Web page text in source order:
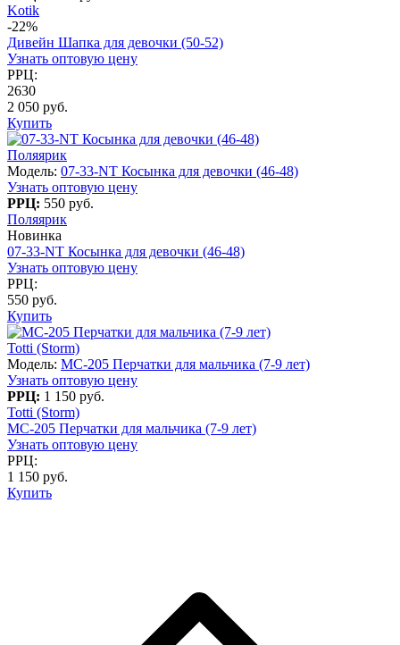
Kotik
-22%
Дивейн Шапка для девочки (50-52)
Узнать оптовую цену
РРЦ:
2630
2 050 руб.
Купить
Поляярик
Модель: 07-33-NT Косынка для девочки (46-48)
Узнать оптовую цену
РРЦ: 550 руб.
Поляярик
Новинка
07-33-NT Косынка для девочки (46-48)
Узнать оптовую цену
РРЦ:
550 руб.
Купить
Totti (Storm)
Модель: MC-205 Перчатки для мальчика (7-9 лет)
Узнать оптовую цену
РРЦ: 1 150 руб.
Totti (Storm)
MC-205 Перчатки для мальчика (7-9 лет)
Узнать оптовую цену
РРЦ:
1 150 руб.
Купить